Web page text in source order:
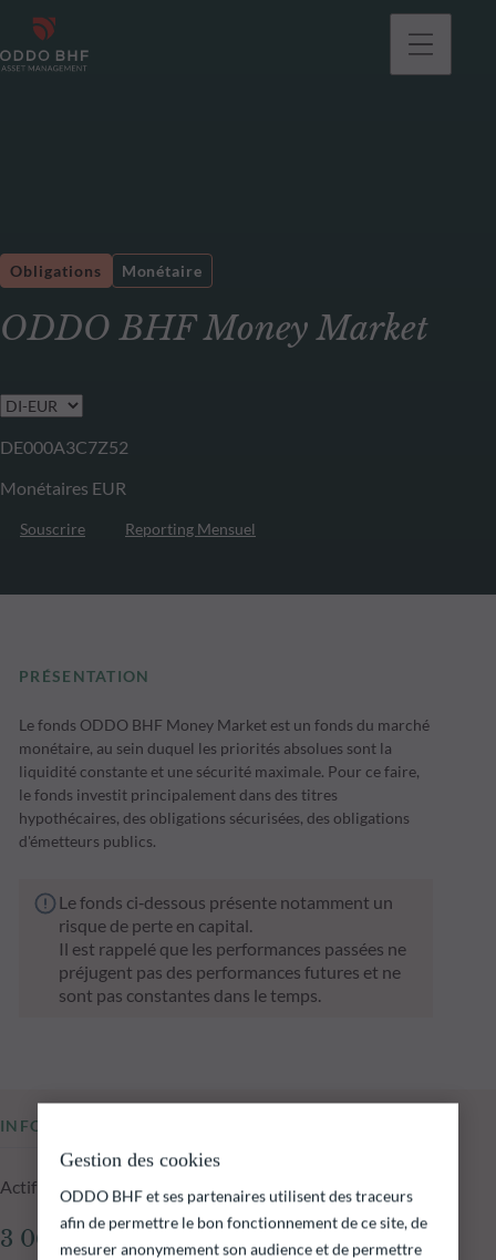
ODDO BHF Money Market
Obligations Monétaire
DE000A3C7Z52
Monétaires EUR
Souscrire Reporting Mensuel
PRÉSENTATION
Le fonds ODDO BHF Money Market est un fonds du marché
monétaire, au sein duquel les priorités absolues sont la
liquidité constante et une sécurité maximale. Pour ce faire,
le fonds investit principalement dans des titres
hypothécaires, des obligations sécurisées, des obligations
d'émetteurs publics.
Le fonds ci‑dessous présente notamment un
risque de perte en capital.
Il est rappelé que les performances passées ne
préjugent pas des performances futures et ne
sont pas constantes dans le temps.
INFORMATIONS CLÉS
Actif net du fonds au 05.08.2026
3 060,06 M€
Gestion des cookies
ODDO BHF et ses partenaires utilisent des traceurs
afin de permettre le bon fonctionnement de ce site, de
mesurer anonymement son audience et de permettre